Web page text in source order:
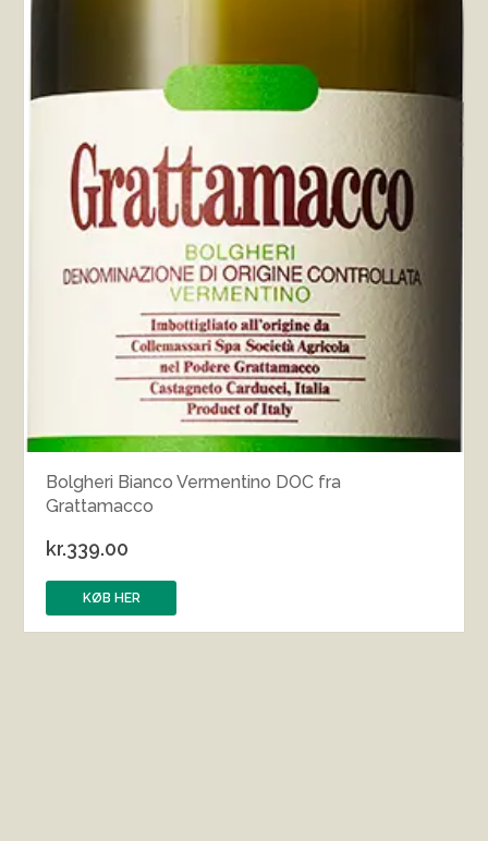
Bolgheri Bianco Vermentino DOC fra
Grattamacco
kr.339.00
KØB HER